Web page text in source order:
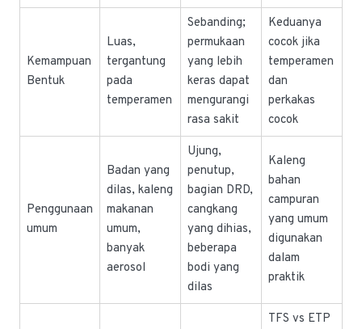
Kemampuan
Bentuk
Luas,
tergantung
pada
temperamen
Sebanding;
permukaan
yang lebih
keras dapat
mengurangi
rasa sakit
Keduanya
cocok jika
temperamen
dan
perkakas
cocok
Penggunaan
umum
Badan yang
dilas, kaleng
makanan
umum,
banyak
aerosol
Ujung,
penutup,
bagian DRD,
cangkang
yang dihias,
beberapa
bodi yang
dilas
Kaleng
bahan
campuran
yang umum
digunakan
dalam
praktik
TFS vs ETP